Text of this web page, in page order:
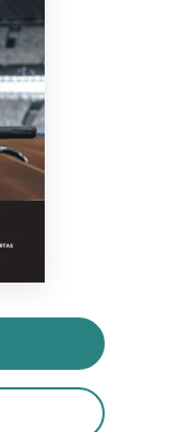
+370 667 80 541